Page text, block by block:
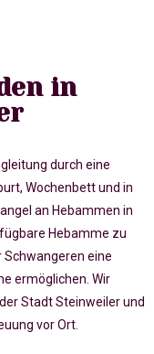
in
durch eine
Wochenbett und in
an Hebammen in
Hebamme zu
Schwangeren eine
ermöglichen. Wir
Stadt Steinweiler und
vor Ort.